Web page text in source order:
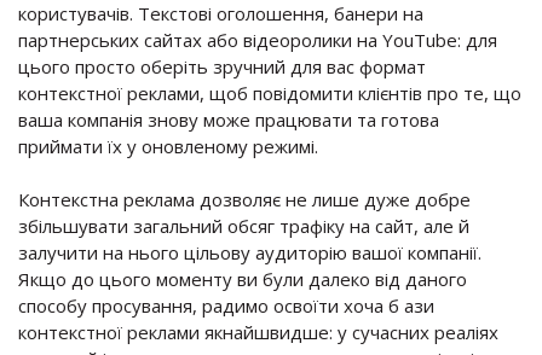
користувачів. Текстові оголошення, банери на
партнерських сайтах або відеоролики на YouTube: для
цього просто оберіть зручний для вас формат
контекстної реклами, щоб повідомити клієнтів про те, що
ваша компанія знову може працювати та готова
приймати їх у оновленому режимі.
Контекстна реклама дозволяє не лише дуже добре
збільшувати загальний обсяг трафіку на сайт, але й
залучити на нього цільову аудиторію вашої компанії.
Якщо до цього моменту ви були далеко від даного
способу просування, радимо освоїти хоча б ази
контекстної реклами якнайшвидше: у сучасних реаліях